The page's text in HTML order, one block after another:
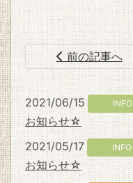
前の記事へ
2021/06/15 INFO
お知らせ☆
2021/05/17
INFO
お知らせ☆